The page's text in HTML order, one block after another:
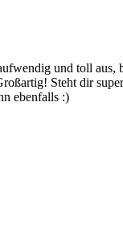
und toll aus,
Steht dir
ebenfalls :)